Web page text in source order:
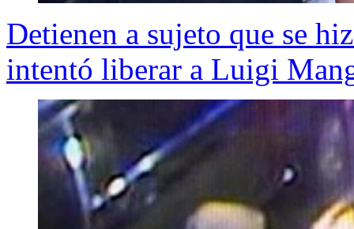
Detienen a sujeto que se
intentó liberar a Luigi